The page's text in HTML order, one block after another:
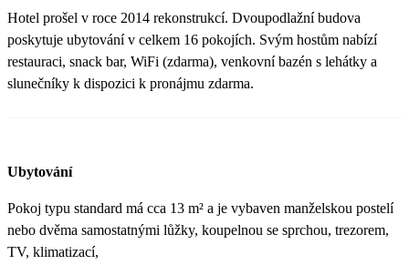
Hotel prošel v roce 2014 rekonstrukcí. Dvoupodlažní budova
poskytuje ubytování v celkem 16 pokojích. Svým hostům nabízí
restauraci, snack bar, WiFi (zdarma), venkovní bazén s lehátky a
slunečníky k dispozici k pronájmu zdarma.
Ubytování
Pokoj typu standard má cca 13 m² a je vybaven manželskou postelí
nebo dvěma samostatnými lůžky, koupelnou se sprchou, trezorem,
TV, klimatizací,